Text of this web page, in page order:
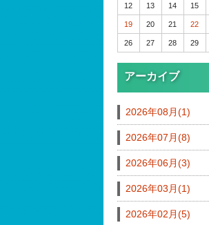
12 13 14 15
19 20 21 22
26 27 28 29
アーカイブ
2026年08月(1)
2026年07月(8)
2026年06月(3)
2026年03月(1)
2026年02月(5)